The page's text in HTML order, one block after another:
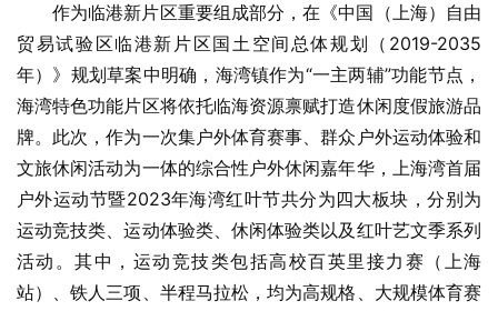
作为临港新片区重要组成部分，在《中国（上海）自由
贸易试验区临港新片区国土空间总体规划（2019-2035
年）》规划草案中明确，海湾镇作为“一主两辅”功能节点，
海湾特色功能片区将依托临海资源禀赋打造休闲度假旅游品
牌。此次，作为一次集户外体育赛事、群众户外运动体验和
文旅休闲活动为一体的综合性户外休闲嘉年华，上海湾首届
户外运动节暨2023年海湾红叶节共分为四大板块，分别为
运动竞技类、运动体验类、休闲体验类以及红叶艺文季系列
活动。其中，运动竞技类包括高校百英里接力赛（上海
站）、铁人三项、半程马拉松，均为高规格、大规模体育赛